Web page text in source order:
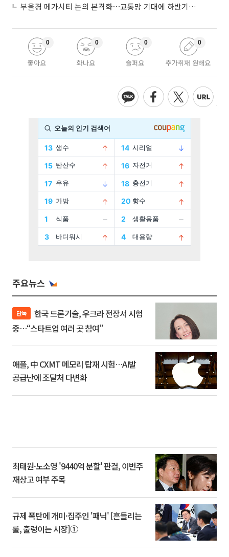
부울경 메가시티 논의 본격화⋯교통망 기대에 하반기 분양시장 '주목'
좋아요
0
화나요
0
슬퍼요
0
추가취재 원해요
0
주요뉴스
단독
중…“스타트업 여러 곳 참여”
애플, 中 CXMT 메모리 탑재 시험…AI발
공급난에 조달처 다변화
최태원·노소영 '9440억 분할' 판결, 이번주
재상고 여부 주목
규제 폭탄에 개미·집주인 '패닉' [흔들리는
룰, 출렁이는 시장]①